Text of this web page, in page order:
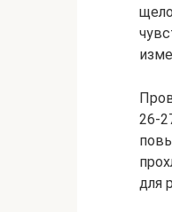
26-
для